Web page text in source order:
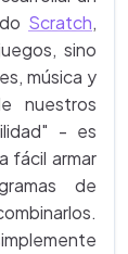
Scratch,
sino
música y
nuestros
- es
fácil armar
de